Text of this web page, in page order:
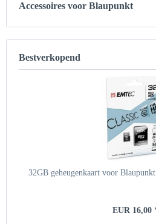
Accessoires voor Blaupunkt
Bestverkopend
32GB geheugenkaart voor
EUR 16,00